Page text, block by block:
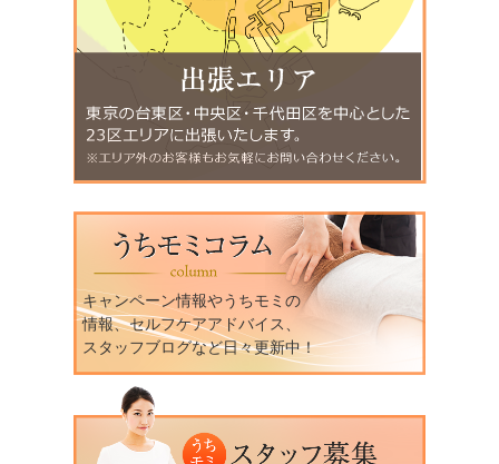
キャンペーン情報やうちモミの
情報、セルフケアアドバイス、
スタッフブログなど日々更新中！